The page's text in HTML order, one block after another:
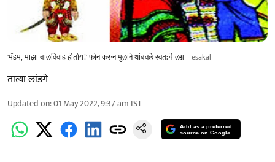
'मॅडम, माझा बालविवाह होतोय!' फोन करून मुलाने थांबवले स्वत:चे लग्न esakal
तात्या लांडगे
Updated on:01 May 2022, 9:37 am IST
Add as a preferred
source on Google